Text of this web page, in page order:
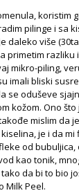
koristim
pilinge i sa
daleko više
primetim razliku
mikro-piling,
imali bliski
se oduševe
kožom. Ono što
mislim da
je i da mi
od bubuljica,
kao tonik,
da bi to bio
Milk Peel.